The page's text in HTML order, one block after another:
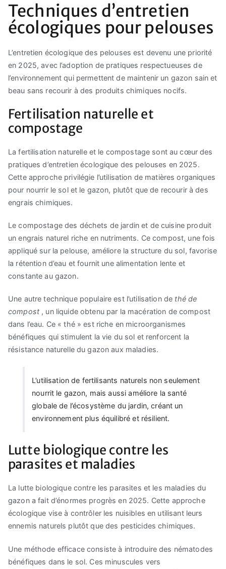
Techniques d’entretien
écologiques pour pelouses
L’entretien écologique des pelouses est devenu une priorité
en 2025, avec l’adoption de pratiques respectueuses de
l’environnement qui permettent de maintenir un gazon sain et
beau sans recourir à des produits chimiques nocifs.
Fertilisation naturelle et
compostage
La fertilisation naturelle et le compostage sont au cœur des
pratiques d’entretien écologique des pelouses en 2025.
Cette approche privilégie l’utilisation de matières organiques
pour nourrir le sol et le gazon, plutôt que de recourir à des
engrais chimiques.
Le compostage des déchets de jardin et de cuisine produit
un engrais naturel riche en nutriments. Ce compost, une fois
appliqué sur la pelouse, améliore la structure du sol, favorise
la rétention d’eau et fournit une alimentation lente et
constante au gazon.
Une autre technique populaire est l’utilisation de thé de
compost , un liquide obtenu par la macération de compost
dans l’eau. Ce « thé » est riche en microorganismes
bénéfiques qui stimulent la vie du sol et renforcent la
résistance naturelle du gazon aux maladies.
L’utilisation de fertilisants naturels non seulement
nourrit le gazon, mais aussi améliore la santé
globale de l’écosystème du jardin, créant un
environnement plus équilibré et résilient.
Lutte biologique contre les
parasites et maladies
La lutte biologique contre les parasites et les maladies du
gazon a fait d’énormes progrès en 2025. Cette approche
écologique vise à contrôler les nuisibles en utilisant leurs
ennemis naturels plutôt que des pesticides chimiques.
Une méthode efficace consiste à introduire des nématodes
bénéfiques dans le sol. Ces minuscules vers